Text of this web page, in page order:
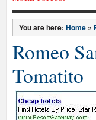
You are here: Home »
Romeo
Tomatito